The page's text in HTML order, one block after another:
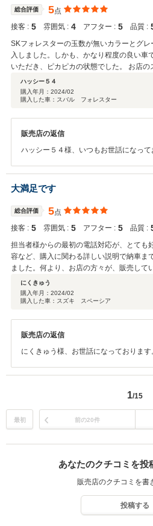
対応させていただきます。メンテナン
心よりお待ちいたしております。引き続
総合評価 5点
接客 : 5 雰囲気 : 4 アフター : 5 品質 :
SKフォレスターの玉数が無いカラーとグ
入しました。しかも、かなり程度の良い車
いただき、ピカピカの状態でした。 お店
いただき、誠実さが伝わってきます。 こ
お店です。 ありがとうございました。
ハッシー５４
購入年月： 2024/02
購入した車：スバル フォレスター
販売店の返信
ハッシー５４様、いつもお世話になっ
望のお車探しでしたが、なかなか見つ
当に申し訳ございませんでした。はっし
たことで今回ご満足いただけるお車を
今後のカーライフにおきましても今ま
致します。この度は誠にありがとうござ
大満足です
総合評価 5点
接客 : 5 雰囲気 : 5 アフター : 5 品質 :
担当者様からの最初の電話対応が、とても
容など、購入に関わる詳しい説明で納車ま
ました。何より、お店の方々が、販売して
って、そういうお店で購入できて良かった
にくきゅう
購入年月： 2024/02
購入した車：スズキ スペーシア
販売店の返信
にくきゅう様、お世話になっておりま
いました。とてもに励みになります！
ご様子をうかがえて安心いたしました
気軽にご連絡ください。心よりお待ち
1/15
最初 前の20件
あなたのクチコミを投
販売店のクチコミを書
投稿する